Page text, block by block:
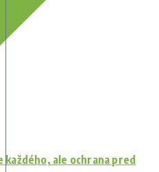
ale ochrana pred